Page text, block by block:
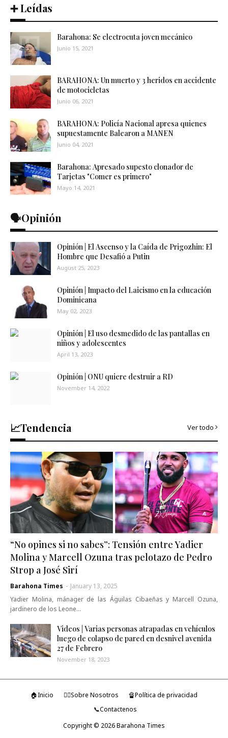
➕ Leídas
Barahona: Se electrocuta joven mecánico
Junio 15, 2021
BARAHONA: Un muerto y 3 heridos en accidente
de motocicletas
Junio 06, 2021
BARAHONA: Policía Nacional apresa quienes
supuestamente Balearon a MANEN
Junio 04, 2021
Barahona: Apresado supesto clonador de
Tarjetas "Comer es primero"
Mayo 14, 2021
🗣️Opinión
Opinión | El Ascenso y la Caída de Prigozhin: El
Hombre que Desafió a Putin
August 25, 2023
Opinión | Impacto del Laicismo en la educación
Dominicana
May 02, 2023
Opinión | El uso desmedido de las pantallas en
niños y adolescentes
April 13, 2023
Opinión | ONU quiere destruir a RD
November 14, 2022
📈Tendencia Ver todo
“No opines si no sabes”: Tensión entre Yadier
Molina y Marcell Ozuna tras pelotazo de Pedro
Strop a José Sirí
Barahona Times - January 13, 2025
Yadier Molina, mánager de las Águilas Cibaeñas y Marcell Ozuna,
jardinero de los Leone…
Videos | Varias personas atrapadas en vehículos
luego de colapso de pared en desnivel avenida
27 de Febrero
November 18, 2023
🏠Inicio 🤷‍♂️Sobre Nosotros
🔏Política de privacidad
📞Contactenos
Copyright © 2026Barahona Times